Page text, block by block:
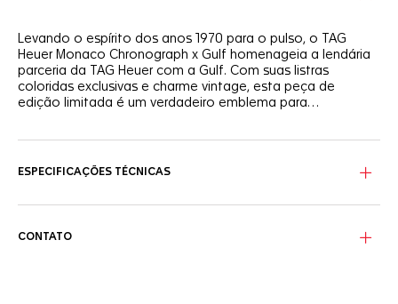
Levando o espírito dos anos 1970 para o pulso, o TAG
Heuer Monaco Chronograph x Gulf homenageia a lendária
parceria da TAG Heuer com a Gulf. Com suas listras
coloridas exclusivas e charme vintage, esta peça de
edição limitada é um verdadeiro emblema para
ele representa uma abordagem ousada à cronometragem,
com o logotipo Gulf de Steve McQueen, o mostrador
ESPECIFICAÇÕES TÉCNICAS
CONTATO